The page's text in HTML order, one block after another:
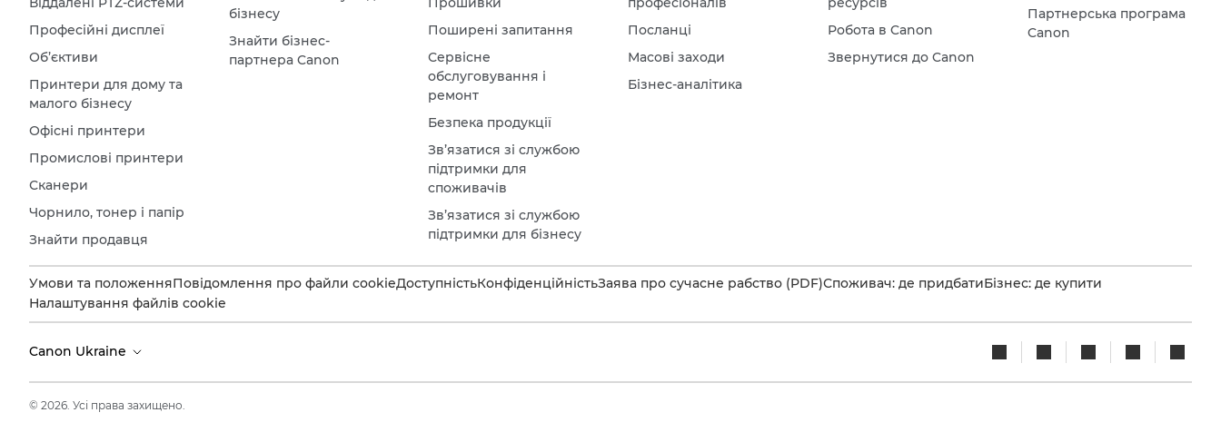
Професійні дисплеї
Об’єктиви
Принтери для дому та
малого бізнесу
Офісні принтери
Промислові принтери
Сканери
Чорнило, тонер і папір
Знайти продавця
бізнесу
Знайти бізнес-
партнера Canon
Поширені запитання
Сервісне
обслуговування і
ремонт
Безпека продукції
Зв’язатися зі службою
підтримки для
споживачів
Зв’язатися зі службою
підтримки для бізнесу
Посланці
Масові заходи
Бізнес-аналітика
Робота в Canon
Звернутися до Canon
Партнерська програма
Canon
Умови та положенняПовідомлення про файли cookieДоступністьКонфіденційністьЗаява про сучасне рабство (PDF)Споживач: де придбатиБізнес: де купити
Налаштування файлів cookie
Canon Ukraine
© 2026. Усі права захищено.